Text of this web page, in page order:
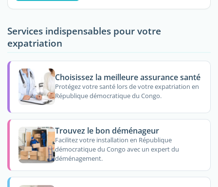
Services indispensables pour votre
expatriation
Choisissez la meilleure assurance santé
Protégez votre santé lors de votre expatriation en
République démocratique du Congo.
Trouvez le bon déménageur
Facilitez votre installation en République
démocratique du Congo avec un expert du
déménagement.